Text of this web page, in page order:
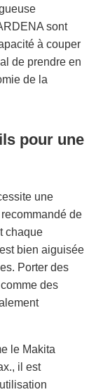
sont
à couper
de prendre en
de la
pour une
une
de
chaque
bien aiguisée
Porter des
des
le Makita
il est